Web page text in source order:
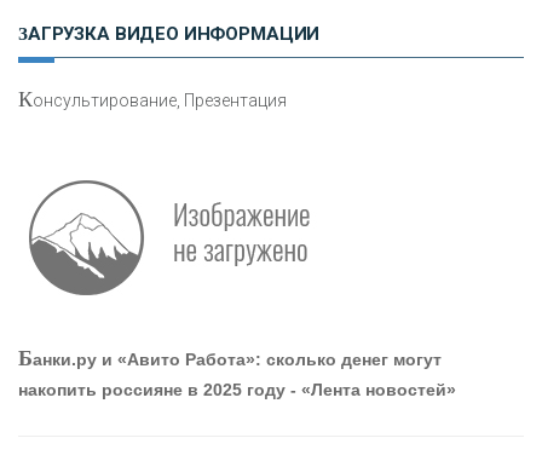
привлечь и удержать персонал - «Интервью»
ЗАГРУЗКА ВИДЕО ИНФОРМАЦИИ
Консультирование, Презентация
Банки.ру и «Авито Работа»: сколько денег могут
накопить россияне в 2025 году - «Лента новостей»